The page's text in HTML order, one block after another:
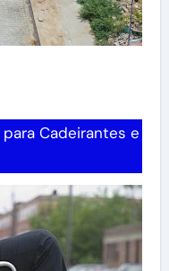
Cadeirantes e